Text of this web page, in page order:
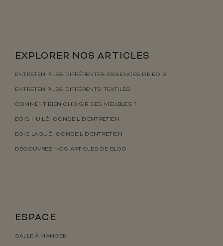
EXPLORER NOS ARTICLES
ENTRETENIR LES DIFFÉRENTES ESSENCES DE BOIS
ENTRETENIR LES DIFFÉRENTS TEXTILES
COMMENT BIEN CHOISIR SES MEUBLES ?
BOIS HUILÉ : CONSEIL D’ENTRETIEN
BOIS LAQUÉ : CONSEIL D’ENTRETIEN
DÉCOUVREZ NOS ARTICLES DE BLOG
ESPACE
SALLE À MANGER